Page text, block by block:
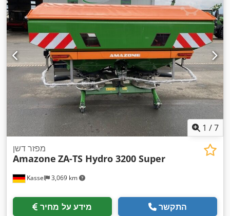
1 /7
Kassel 3,069 km
מפזר דשן
Amazone ZA-TS Hydro 3200 Super
מידע על מחיר התקשר